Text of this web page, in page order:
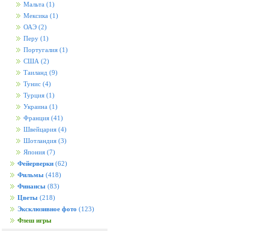
Мальта (1)
Мексика (1)
ОАЭ (2)
Перу (1)
Португалия (1)
США (2)
Таиланд (9)
Тунис (4)
Турция (1)
Украина (1)
Франция (41)
Швейцария (4)
Шотландия (3)
Япония (7)
Фейерверки (62)
Фильмы (418)
Финансы (83)
Цветы (218)
Эксклюзивное фото (123)
Флеш игры